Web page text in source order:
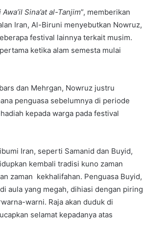
Sina’at al-Tanjim”, memberikan
Iran, Al-Biruni menyebutkan Nowruz,
festival lainnya terkait musim.
ketika alam semesta mulai
dan Mehrgan, Nowruz justru
penguasa sebelumnya di periode
kepada warga pada festival
Iran, seperti Samanid dan Buyid,
kembali tradisi kuno zaman
zaman kekhalifahan. Penguasa Buyid,
aula yang megah, dihiasi dengan piring
warni. Raja akan duduk di
selamat kepadanya atas